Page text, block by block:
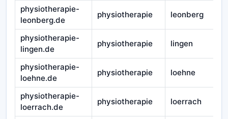
physiotherapie-
leonberg.de
physiotherapie leonberg
physiotherapie-
lingen.de
physiotherapie lingen
physiotherapie-
loehne.de
physiotherapie loehne
physiotherapie-
loerrach.de
physiotherapie loerrach